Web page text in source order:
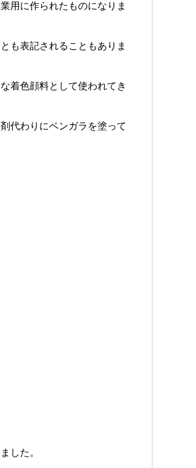
用に作られたものになりま
も表記されることもありま
着色顔料として使われてき
代わりにベンガラを塗って
した。